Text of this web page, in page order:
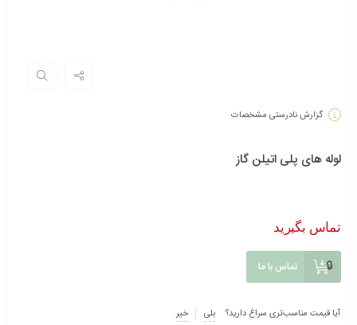
گزارش نادرستی مشخصات
لوله های پلی اتیلن گاز
تماس بگیرید
تماس با ما
آیا قیمت مناسب‌تری سراغ دارید؟ بلی خیر